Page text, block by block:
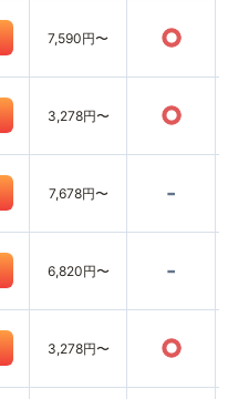
7,590円〜 ○
3,278円〜 ○
7,678円〜 -
6,820円〜 -
3,278円〜 ○